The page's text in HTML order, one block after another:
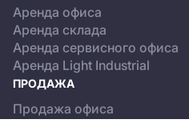
Аренда офиса
Аренда склада
Аренда сервисного офиса
Аренда Light Industrial
ПРОДАЖА
Продажа офиса